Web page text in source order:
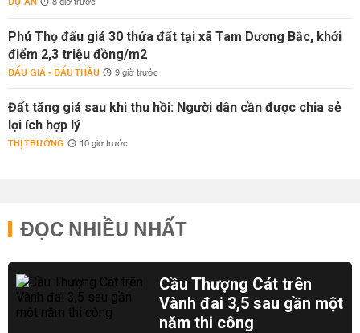
Phú Thọ đấu giá 30 thửa đất tại xã Tam Dương Bắc, khởi
điểm 2,3 triệu đồng/m2
ĐẤU GIÁ - ĐẤU THẦU 9 giờ trước
Đất tăng giá sau khi thu hồi: Người dân cần được chia sẻ
lợi ích hợp lý
THỊ TRƯỜNG 10 giờ trước
ĐỌC NHIỀU NHẤT
Cầu Thượng Cát trên
Vành đai 3,5 sau gần một
năm thi công